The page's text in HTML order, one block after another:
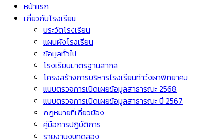
หน้าแรก
เกี่ยวกับโรงเรียน
ประวัติโรงเรียน
แผนผังโรงเรียน
ข้อมูลทั่วไป
โรงเรียนมาตรฐานสากล
โครงสร้างการบริหารโรงเรียนท่าวังผาพิทยาคม
แบบตรวจการเปิดเผยข้อมูลสาธารณะ 2568
แบบตรวจการเปิดเผยข้อมูลสาธารณะ ปี 2567
กฎหมายที่เกี่ยวข้อง
คู่มือการปฏิบัติการ
รายงานงบทดลอง